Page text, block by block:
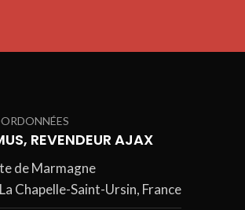
REVENDEUR AJAX
de Marmagne
Chapelle-Saint-Ursin, France